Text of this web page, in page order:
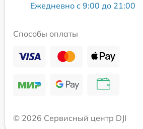
Ежедневно с 9:00 до 21:00
Способы оплаты
© 2026 Сервисный центр DJI